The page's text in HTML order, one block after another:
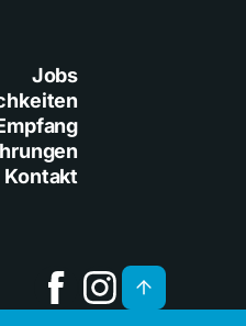
Jobs
Kontakt